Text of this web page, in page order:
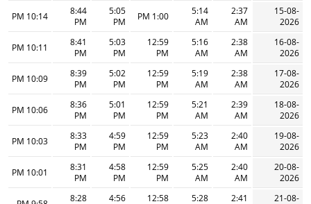
15-08-
2026
2:37
AM
5:14
AM
1:00 PM
5:05
PM
8:44
PM
10:14 PM
16-08-
2026
2:38
AM
5:16
AM
12:59
PM
5:03
PM
8:41
PM
10:11 PM
17-08-
2026
2:38
AM
5:19
AM
12:59
PM
5:02
PM
8:39
PM
10:09 PM
18-08-
2026
2:39
AM
5:21
AM
12:59
PM
5:01
PM
8:36
PM
10:06 PM
19-08-
2026
2:40
AM
5:23
AM
12:59
PM
4:59
PM
8:33
PM
10:03 PM
20-08-
2026
2:40
AM
5:25
AM
12:59
PM
4:58
PM
8:31
PM
10:01 PM
21-08-
2:41
5:28
12:58
4:56
8:28